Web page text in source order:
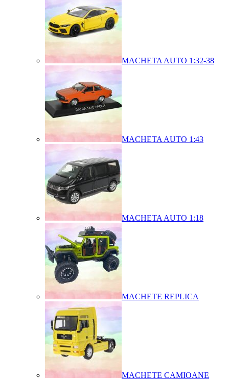
MACHETA AUTO 1:32-38
MACHETA AUTO 1:43
MACHETA AUTO 1:18
MACHETE REPLICA
MACHETE CAMIOANE